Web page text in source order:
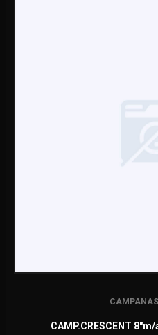
CAMP.CRESCENT